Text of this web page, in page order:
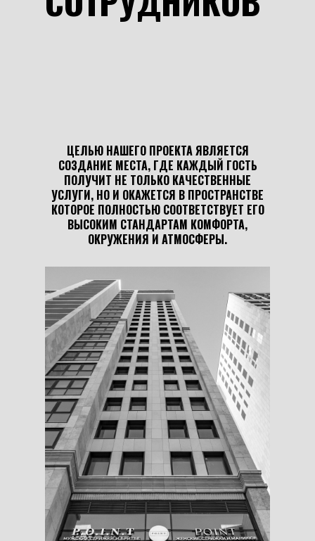
ЦЕЛЬЮ НАШЕГО ПРОЕКТА ЯВЛЯЕТСЯ
СОЗДАНИЕ МЕСТА, ГДЕ КАЖДЫЙ ГОСТЬ
ПОЛУЧИТ НЕ ТОЛЬКО КАЧЕСТВЕННЫЕ
УСЛУГИ, НО И ОКАЖЕТСЯ В ПРОСТРАНСТВЕ
КОТОРОЕ ПОЛНОСТЬЮ СООТВЕТСТВУЕТ ЕГО
ВЫСОКИМ СТАНДАРТАМ КОМФОРТА,
ОКРУЖЕНИЯ И АТМОСФЕРЫ.